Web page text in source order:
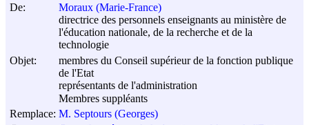
De:
Moraux (Marie-France)
directrice des personnels enseignants au ministère de
l'éducation nationale, de la recherche et de la
technologie
Objet:
membres du Conseil supérieur de la fonction publique
de l'Etat
représentants de l'administration
Membres suppléants
Remplace: M. Septours (Georges)